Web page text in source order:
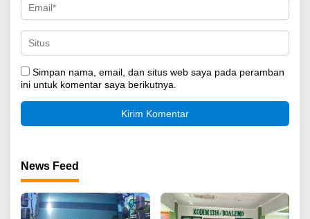
Simpan nama, email, dan situs web saya pada peramban
ini untuk komentar saya berikutnya.
News Feed